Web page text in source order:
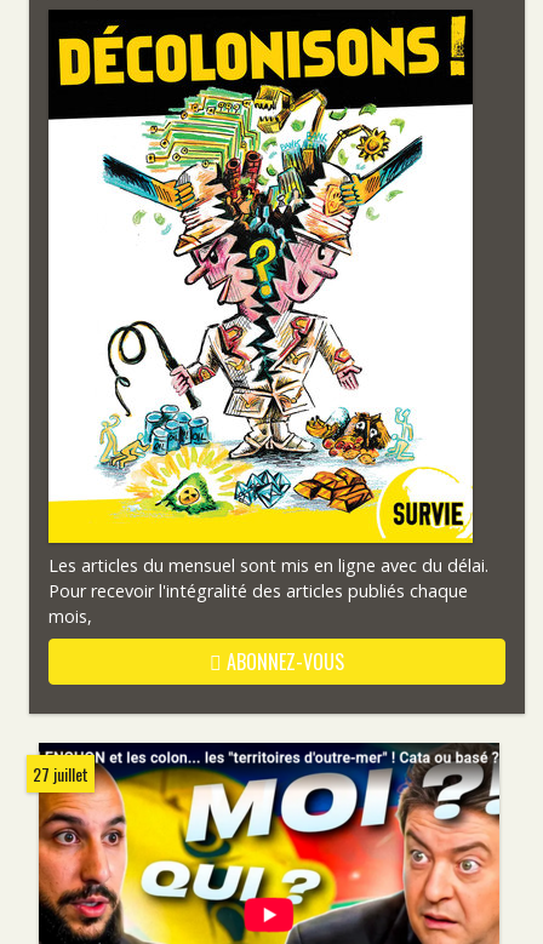
Les articles du mensuel sont mis en ligne avec du délai.
Pour recevoir l'intégralité des articles publiés chaque
mois,
ABONNEZ-VOUS
27 juillet